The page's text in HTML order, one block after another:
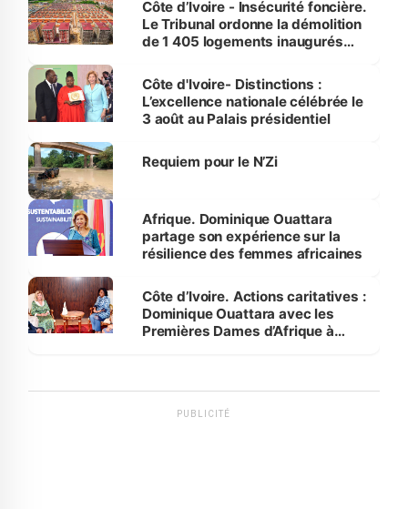
Côte d’Ivoire - Insécurité foncière.
Le Tribunal ordonne la démolition
de 1 405 logements inaugurés
Bassam
Côte d'Ivoire- Distinctions :
L’excellence nationale célébrée le
3 août au Palais présidentiel
Requiem pour le N’Zi
Afrique. Dominique Ouattara
partage son expérience sur la
résilience des femmes africaines
Côte d’Ivoire. Actions caritatives :
Dominique Ouattara avec les
Premières Dames d’Afrique à
PUBLICITÉ